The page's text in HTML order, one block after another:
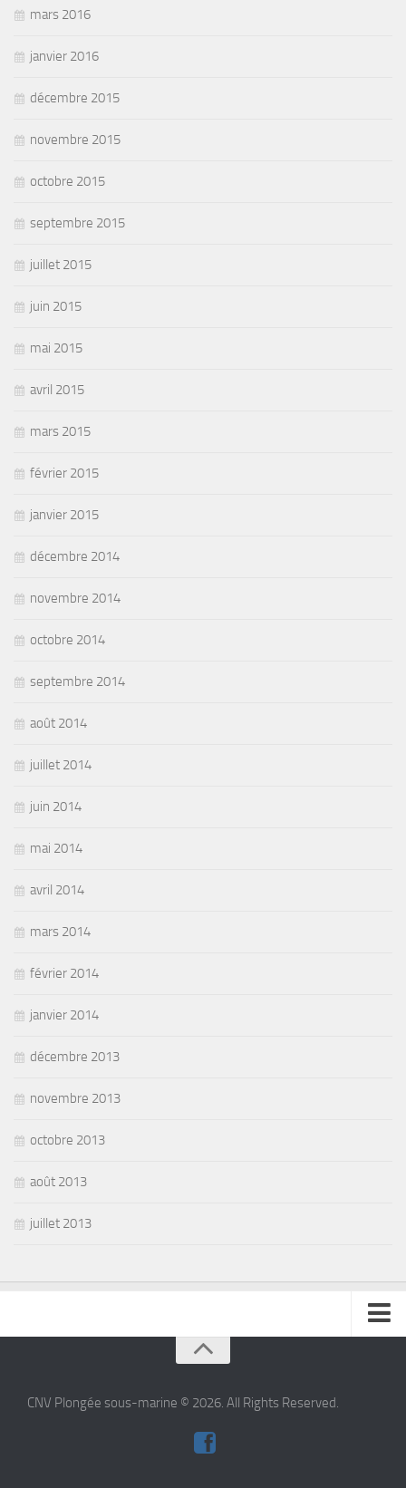
mars 2016
janvier 2016
décembre 2015
novembre 2015
octobre 2015
septembre 2015
juillet 2015
juin 2015
mai 2015
avril 2015
mars 2015
février 2015
janvier 2015
décembre 2014
novembre 2014
octobre 2014
septembre 2014
août 2014
juillet 2014
juin 2014
mai 2014
avril 2014
mars 2014
février 2014
janvier 2014
décembre 2013
novembre 2013
octobre 2013
août 2013
juillet 2013
CNV Plongée sous-marine © 2026. All Rights Reserved.